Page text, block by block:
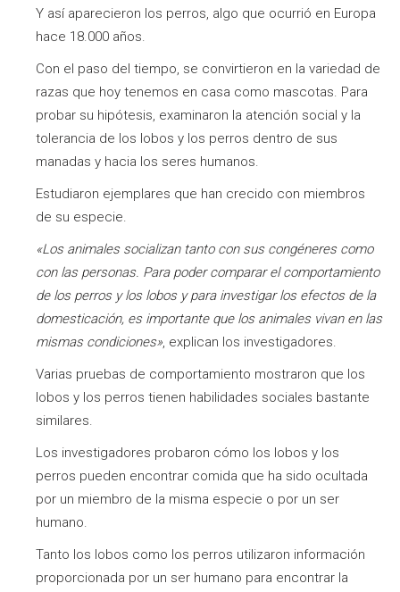
Y así aparecieron los perros, algo que ocurrió en Europa
hace 18.000 años.
Con el paso del tiempo, se convirtieron en la variedad de
razas que hoy tenemos en casa como mascotas. Para
probar su hipótesis, examinaron la atención social y la
tolerancia de los lobos y los perros dentro de sus
manadas y hacia los seres humanos.
Estudiaron ejemplares que han crecido con miembros
de su especie.
«Los animales socializan tanto con sus congéneres como
con las personas. Para poder comparar el comportamiento
de los perros y los lobos y para investigar los efectos de la
domesticación, es importante que los animales vivan en las
mismas condiciones», explican los investigadores.
Varias pruebas de comportamiento mostraron que los
lobos y los perros tienen habilidades sociales bastante
similares.
Los investigadores probaron cómo los lobos y los
perros pueden encontrar comida que ha sido ocultada
por un miembro de la misma especie o por un ser
humano.
Tanto los lobos como los perros utilizaron información
proporcionada por un ser humano para encontrar la